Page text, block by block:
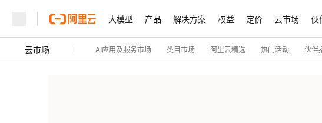
大模型 产品 解决方案 权益 定价 云市场 伙
云市场 AI应用及服务市场 类目市场 阿里云精选 热门活动 伙伴